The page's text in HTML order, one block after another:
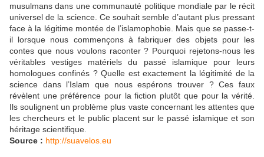
musulmans dans une communauté politique mondiale par le récit
universel de la science. Ce souhait semble d’autant plus pressant
face à la légitime montée de l’islamophobie. Mais que se passe-t-
il lorsque nous commençons à fabriquer des objets pour les
contes que nous voulons raconter ? Pourquoi rejetons-nous les
véritables vestiges matériels du passé islamique pour leurs
homologues confinés ? Quelle est exactement la légitimité de la
science dans l’Islam que nous espérons trouver ? Ces faux
révèlent une préférence pour la fiction plutôt que pour la vérité.
Ils soulignent un problème plus vaste concernant les attentes que
les chercheurs et le public placent sur le passé islamique et son
héritage scientifique.
Source : http://suavelos.eu